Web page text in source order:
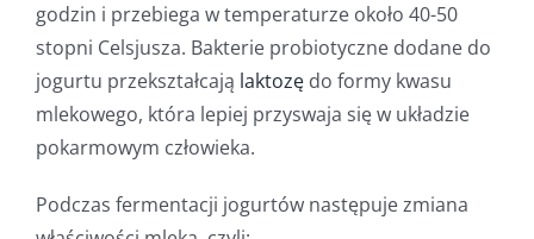
godzin i przebiega w temperaturze około 40-50
stopni Celsjusza. Bakterie probiotyczne dodane do
jogurtu przekształcają laktozę do formy kwasu
mlekowego, która lepiej przyswaja się w układzie
pokarmowym człowieka.
Podczas fermentacji jogurtów następuje zmiana